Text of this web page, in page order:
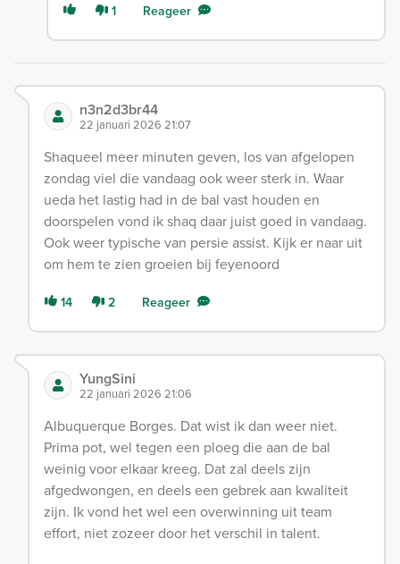
1 Reageer
n3n2d3br44
22 januari 2026 21:07
Shaqueel meer minuten geven, los van afgelopen
zondag viel die vandaag ook weer sterk in. Waar
ueda het lastig had in de bal vast houden en
doorspelen vond ik shaq daar juist goed in vandaag.
Ook weer typische van persie assist. Kijk er naar uit
om hem te zien groeien bij feyenoord
14 2 Reageer
YungSini
22 januari 2026 21:06
Albuquerque Borges. Dat wist ik dan weer niet.
Prima pot, wel tegen een ploeg die aan de bal
weinig voor elkaar kreeg. Dat zal deels zijn
afgedwongen, en deels een gebrek aan kwaliteit
zijn. Ik vond het wel een overwinning uit team
effort, niet zozeer door het verschil in talent.